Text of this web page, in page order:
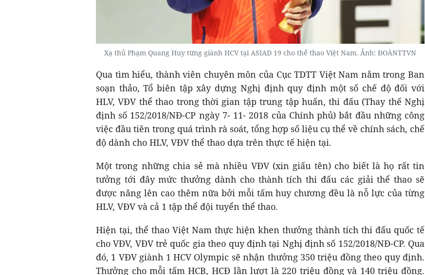
Xạ thủ Phạm Quang Huy từng giành HCV tại ASIAD 19 cho thể thao Việt Nam. Ảnh: ĐOÀNTTVN
Qua tìm hiểu, thành viên chuyên môn của Cục TDTT Việt Nam nằm trong Ban
soạn thảo, Tổ biên tập xây dựng Nghị định quy định một số chế độ đối với
HLV, VĐV thể thao trong thời gian tập trung tập huấn, thi đấu (Thay thế Nghị
định số 152/2018/NĐ-CP ngày 7- 11- 2018 của Chính phủ) bắt đầu những công
việc đầu tiên trong quá trình rà soát, tổng hợp số liệu cụ thể về chính sách, chế
độ dành cho HLV, VĐV thể thao dựa trên thực tế hiện tại.
Một trong những chia sẻ mà nhiều VĐV (xin giấu tên) cho biết là họ rất tin
tưởng tới đây mức thưởng dành cho thành tích thi đấu các giải thể thao sẽ
được nâng lên cao thêm nữa bởi mỗi tấm huy chương đều là nỗ lực của từng
HLV, VĐV và cả 1 tập thể đội tuyển thể thao.
Hiện tại, thể thao Việt Nam thực hiện khen thưởng thành tích thi đấu quốc tế
cho VĐV, VĐV trẻ quốc gia theo quy định tại Nghị định số 152/2018/NĐ-CP. Qua
đó, 1 VĐV giành 1 HCV Olympic sẽ nhận thưởng 350 triệu đồng theo quy định.
Thưởng cho mỗi tấm HCB, HCĐ lần lượt là 220 triệu đồng và 140 triệu đồng.